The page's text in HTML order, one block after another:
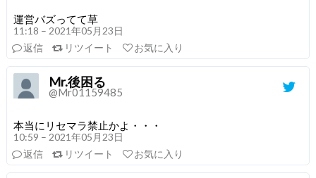
運営バズってて草
11:18 – 2021年05月23日
返信
リツイート お気に入り
Mr.後困る
@Mr01159485
本当にリセマラ禁止かよ・・・
10:59 – 2021年05月23日
返信
リツイート お気に入り